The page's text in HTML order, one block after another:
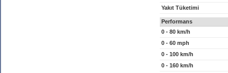
Yakıt Tüketimi
Performans
0 - 80 km/h
0 - 60 mph
0 - 100 km/h
0 - 160 km/h